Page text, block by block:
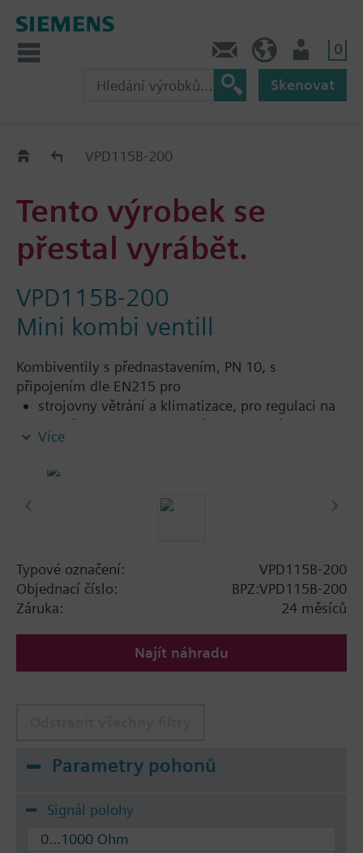
0
Skenovat
Old2NewVPD115B-200
Tento výrobek se
přestal vyrábět.
VPD115B-200
Mini kombi ventill
Kombiventily s přednastavením, PN 10, s
připojením dle EN215 pro
strojovny větrání a klimatizace, pro regulaci na
straně vody a automatické hydraulické
vyvažování koncových spotřebičů, jako fan-coily,
v topných zónách jako jsou samostatné topné
Additional info
Vhodné médium: voda (dle VDI 2035), voda s
přísadami proti zamrznutí.
Ventily lze kombinovat s pohony Siemens SSA.. /
STA.. a termostatickými pohony RTN..
Více
Typové označení:
VPD115B-200
Objednací číslo:
BPZ:VPD115B-200
Záruka:
24 měsíců
Najít náhradu
Parametry pohonů
Signál polohy
0...1000 Ohm